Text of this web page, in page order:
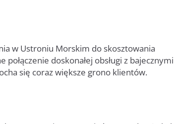
w Ustroniu Morskim do skosztowania
doskonałej obsługi z bajecznymi
się coraz większe grono klientów.